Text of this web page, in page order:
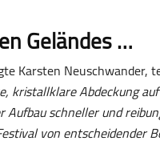
Geländes …
Karsten Neuschwander,
kristallklare Abdeckung
Aufbau schneller und
von entscheidender